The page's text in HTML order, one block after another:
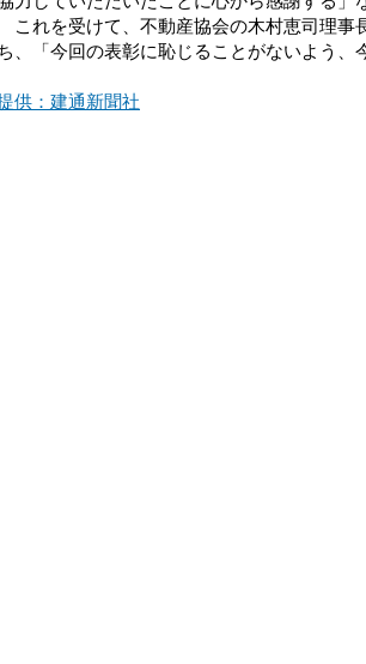
これを受けて、不動産協会の木村恵司理事
、「今回の表彰に恥じることがないよう、
供：建通新聞社